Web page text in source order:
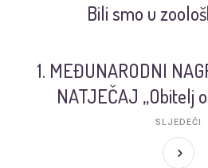
Bili smo u
1. MEĐUNARODNI
NATJEČAJ „Obitelj
SLJEDEĆI